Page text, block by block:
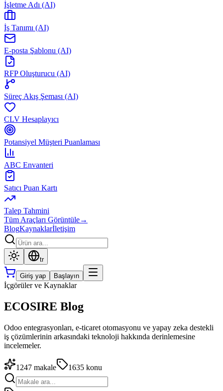
İşletme Adı (AI)
İş Tanımı (AI)
E-posta Şablonu (AI)
RFP Oluşturucu (AI)
Süreç Akış Şeması (AI)
CLV Hesaplayıcı
Potansiyel Müşteri Puanlaması
ABC Envanteri
Satıcı Puan Kartı
Talep Tahmini
Tüm Araçları Görüntüle→
BlogKaynaklarİletişim
tr
Giriş yap Başlayın
İçgörüler ve Kaynaklar
ECOSIRE Blog
Odoo entegrasyonları, e-ticaret otomasyonu ve yapay zeka destekli
iş çözümlerinin arkasındaki teknoloji hakkında derinlemesine
incelemeler.
1247 makale 1635 konu